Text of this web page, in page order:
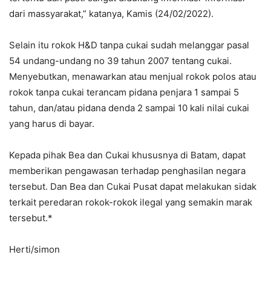
dari massyarakat,” katanya, Kamis (24/02/2022).
Selain itu rokok H&D tanpa cukai sudah melanggar pasal
54 undang-undang no 39 tahun 2007 tentang cukai.
Menyebutkan, menawarkan atau menjual rokok polos atau
rokok tanpa cukai terancam pidana penjara 1 sampai 5
tahun, dan/atau pidana denda 2 sampai 10 kali nilai cukai
yang harus di bayar.
Kepada pihak Bea dan Cukai khususnya di Batam, dapat
memberikan pengawasan terhadap penghasilan negara
tersebut. Dan Bea dan Cukai Pusat dapat melakukan sidak
terkait peredaran rokok-rokok ilegal yang semakin marak
tersebut.*
Herti/simon